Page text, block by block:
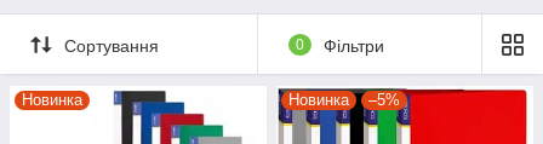
Сортування 0 Фільтри
Новинка Новинка –5%